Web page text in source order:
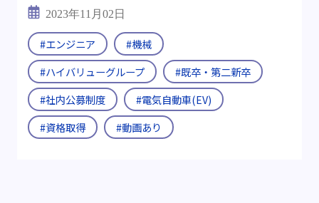
2023年11月02日
#エンジニア
#機械
#ハイバリューグループ
#既卒・第二新卒
#社内公募制度
#電気自動車(EV)
#資格取得
#動画あり